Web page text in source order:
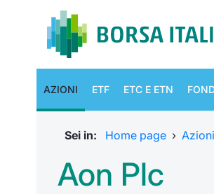
AZIONI ETF ETC E ETN
Sei in: Home page › Azioni
Aon Plc